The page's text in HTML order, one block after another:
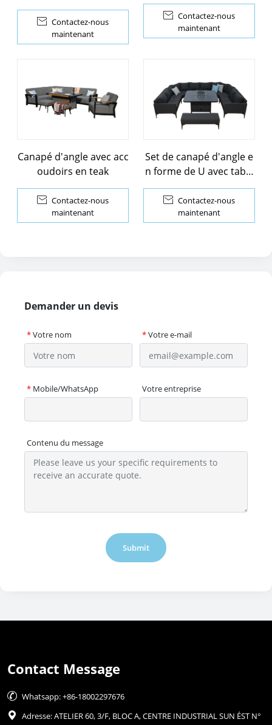
 Contactez-nous
maintenant
 Contactez-nous
maintenant
Canapé d'angle avec acc
oudoirs en teak
 Contactez-nous
maintenant
Set de canapé d'angle e
n forme de U avec table
de fosse de feu
 Contactez-nous
maintenant
Demander un devis
*Votre nom *Votre e-mail
* Mobile/WhatsApp Votre entreprise
Contenu du message
Submit
Contact Message
 Whatsapp: +86-18002297676

Adresse: ATELIER 60, 3/F, BLOC A, CENTRE INDUSTRIAL SUN ÉST N°